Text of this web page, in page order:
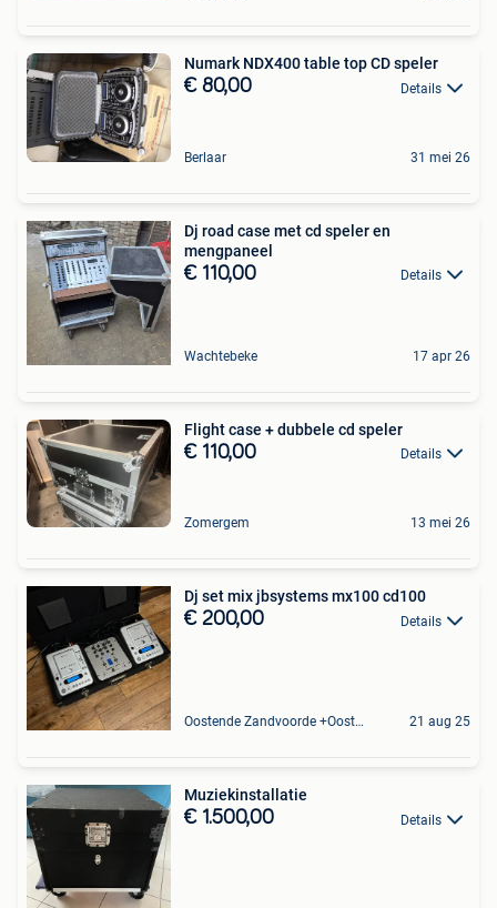
Numark NDX400 table top CD speler
€ 80,00 Details
Berlaar 31 mei 26
Dj road case met cd speler en
mengpaneel
€ 110,00 Details
Wachtebeke 17 apr 26
Flight case + dubbele cd speler
€ 110,00 Details
Zomergem 13 mei 26
Dj set mix jbsystems mx100 cd100
€ 200,00 Details
Oostende Zandvoorde +Oostende 21 aug 25
Muziekinstallatie
€ 1.500,00 Details